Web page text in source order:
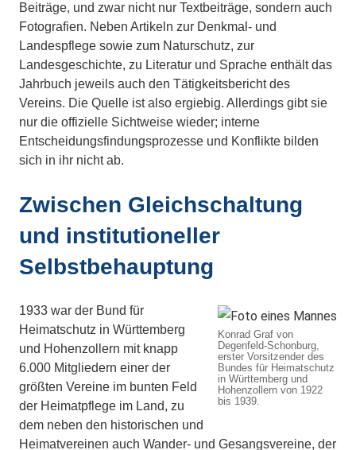
Beiträge, und zwar nicht nur Textbeiträge, sondern auch
Fotografien. Neben Artikeln zur Denkmal- und
Landespflege sowie zum Naturschutz, zur
Landesgeschichte, zu Literatur und Sprache enthält das
Jahrbuch jeweils auch den Tätigkeitsbericht des
Vereins. Die Quelle ist also ergiebig. Allerdings gibt sie
nur die offizielle Sichtweise wieder; interne
Entscheidungsfindungsprozesse und Konflikte bilden
sich in ihr nicht ab.
Zwischen Gleichschaltung
und institutioneller
Selbstbehauptung
Konrad Graf von
Degenfeld-Schonburg,
erster Vorsitzender des
Bundes für Heimatschutz
in Württemberg und
Hohenzollern von 1922
bis 1939.
1933 war der Bund für
Heimatschutz in Württemberg
und Hohenzollern mit knapp
6.000 Mitgliedern einer der
größten Vereine im bunten Feld
der Heimatpflege im Land, zu
dem neben den historischen und
Heimatvereinen auch Wander- und Gesangsvereine, der